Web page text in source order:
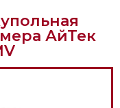
АйТек